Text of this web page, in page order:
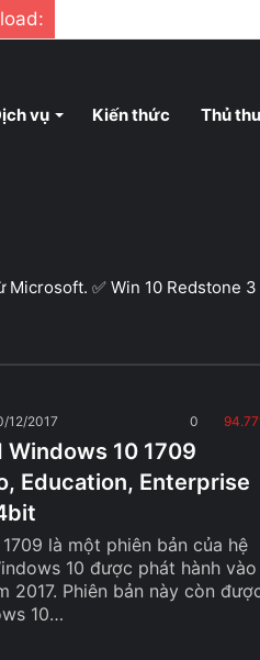
Cách tải file google
vụ Kiến thức Thủ
✅ Win 10 Redstone 3
12/2017 0
Windows 10 1709
Education, Enterprise
là một phiên bản của hệ
10 được phát hành vào
2017. Phiên bản này còn
10…